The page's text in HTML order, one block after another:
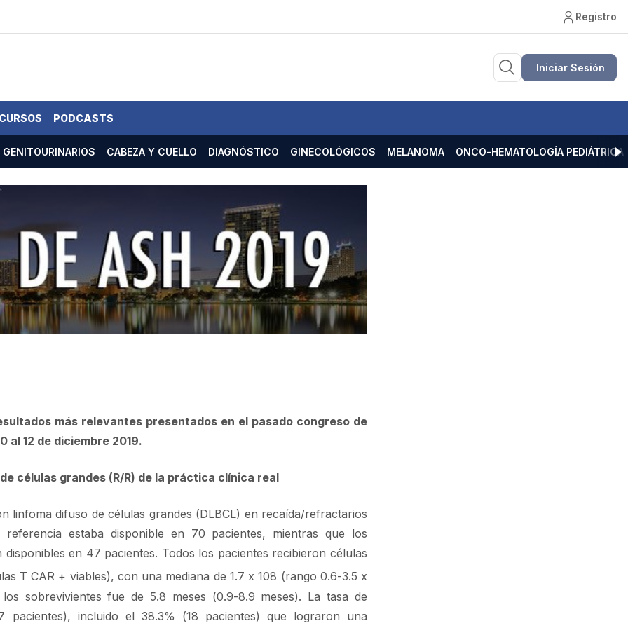
Registro
Iniciar Sesión
PODCASTS
GENITOURINARIOS CABEZA Y CUELLO DIAGNÓSTICO GINECOLÓGICOS MELANOMA ONCO-HEMATOLOGÍA PEDIÁTRICA
más relevantes presentados en el pasado congreso de
al 12 de diciembre 2019.
células grandes (R/R) de la práctica clínica real
linfoma difuso de células grandes (DLBCL) en recaída/refractarios
estaba disponible en 70 pacientes, mientras que los
en 47 pacientes. Todos los pacientes recibieron células
T CAR + viables), con una mediana de 1.7 x 108 (rango 0.6-3.5 x
sobrevivientes fue de 5.8 meses (0.9-8.9 meses). La tasa de
incluido el 38.3% (18 pacientes) que lograron una